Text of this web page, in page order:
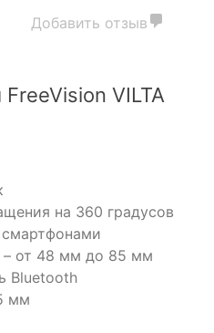
Добавить отзыв
VILTA
на 360 градусов
от 48 мм до 85 мм
Bluetooth
мм